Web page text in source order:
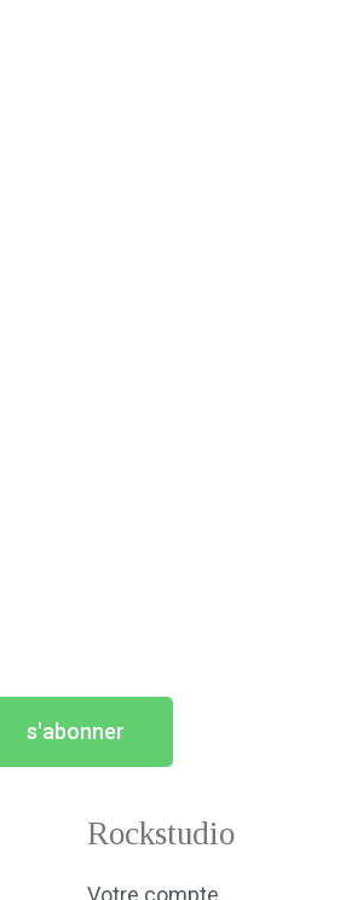
s'abonner
Rockstudio
Votre compte